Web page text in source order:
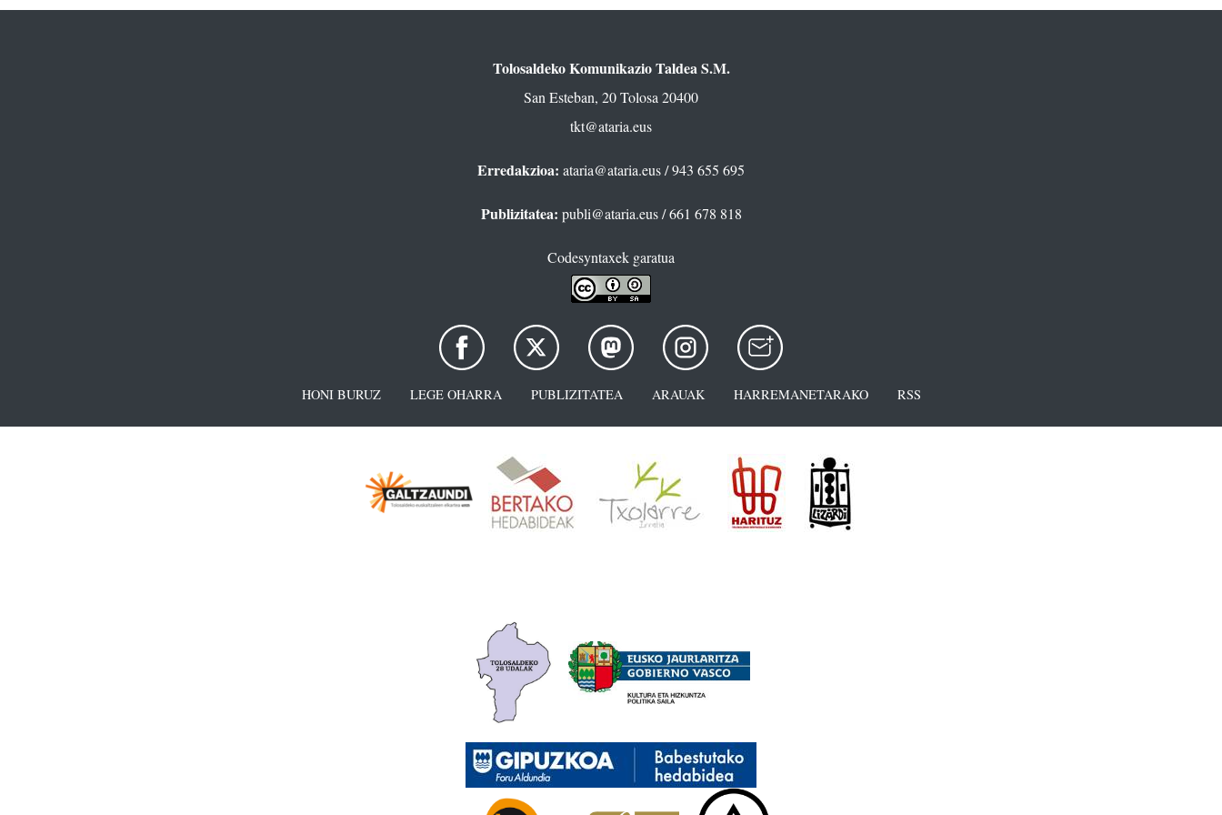
Tolosaldeko Komunikazio Taldea S.M.
San Esteban, 20 Tolosa 20400
tkt@ataria.eus
Erredakzioa: ataria@ataria.eus/ 943 655 695
Publizitatea: publi@ataria.eus/ 661 678 818
Codesyntaxek garatua
HONI BURUZ LEGE OHARRA PUBLIZITATEA ARAUAK HARREMANETARAKO RSS